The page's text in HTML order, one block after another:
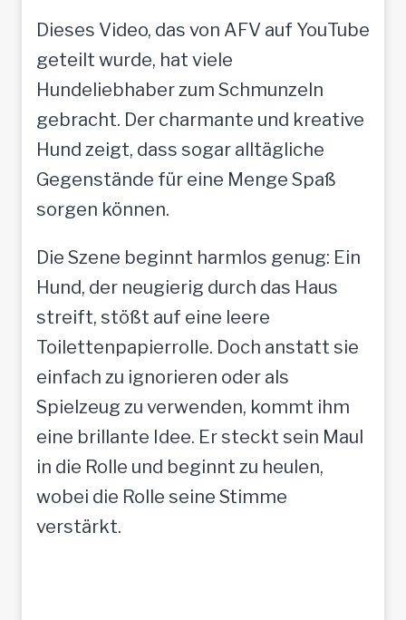
Dieses Video, das von AFV auf YouTube
geteilt wurde, hat viele
Hundeliebhaber zum Schmunzeln
gebracht. Der charmante und kreative
Hund zeigt, dass sogar alltägliche
Gegenstände für eine Menge Spaß
sorgen können.
Die Szene beginnt harmlos genug: Ein
Hund, der neugierig durch das Haus
streift, stößt auf eine leere
Toilettenpapierrolle. Doch anstatt sie
einfach zu ignorieren oder als
Spielzeug zu verwenden, kommt ihm
eine brillante Idee. Er steckt sein Maul
in die Rolle und beginnt zu heulen,
wobei die Rolle seine Stimme
verstärkt.